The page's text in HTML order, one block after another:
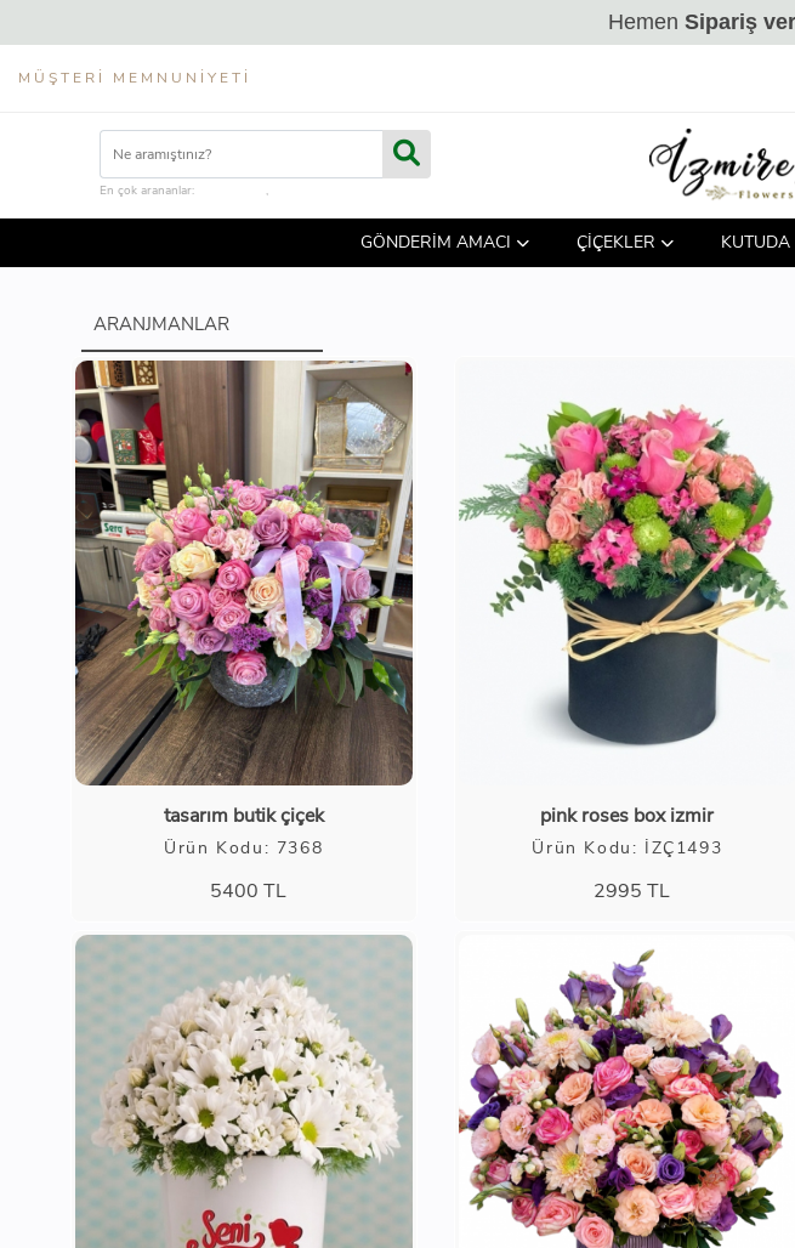
Hemen Sipariş ver
MÜŞTERI MEMNUNIYETI
En çok arananlar: ,
GÖNDERİM AMACI ÇİÇEKLER KUTUDA
ARANJMANLAR
tasarım butik çiçek
Ürün Kodu: 7368
5400 TL
pink roses box izmir
Ürün Kodu: İZÇ1493
2995 TL